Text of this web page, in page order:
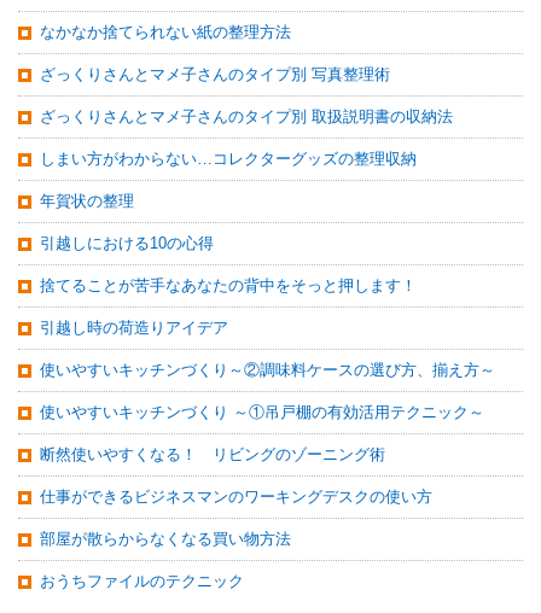
なかなか捨てられない紙の整理方法
ざっくりさんとマメ子さんのタイプ別 写真整理術
ざっくりさんとマメ子さんのタイプ別 取扱説明書の収納法
しまい方がわからない…コレクターグッズの整理収納
年賀状の整理
引越しにおける10の心得
捨てることが苦手なあなたの背中をそっと押します！
引越し時の荷造りアイデア
使いやすいキッチンづくり～②調味料ケースの選び方、揃え方～
使いやすいキッチンづくり ～①吊戸棚の有効活用テクニック～
断然使いやすくなる！ リビングのゾーニング術
仕事ができるビジネスマンのワーキングデスクの使い方
部屋が散らからなくなる買い物方法
おうちファイルのテクニック